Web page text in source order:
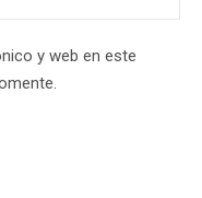
y web en este